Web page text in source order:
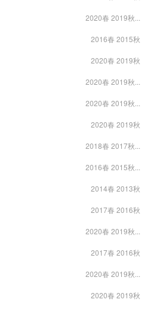
2020春 2019秋...
2016春 2015秋
2020春 2019秋
2020春 2019秋...
2020春 2019秋...
2020春 2019秋
2018春 2017秋...
2016春 2015秋...
2014春 2013秋
2017春 2016秋
2020春 2019秋...
2017春 2016秋
2020春 2019秋...
2020春 2019秋